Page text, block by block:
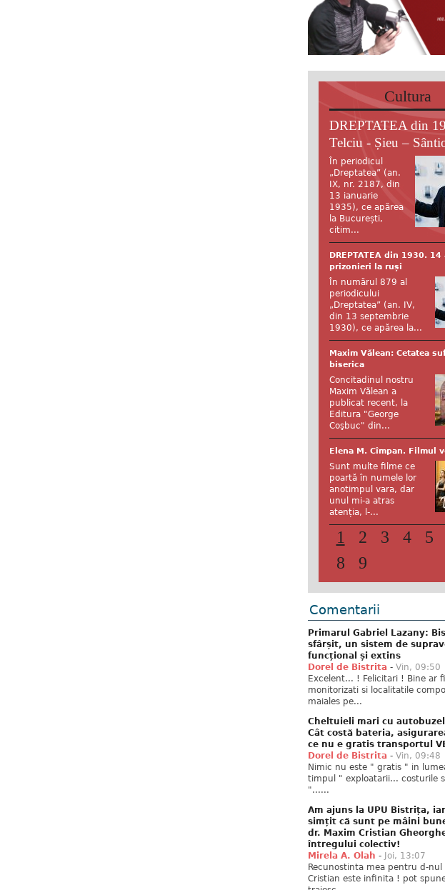
Cultura
DREPTATEA din
Telciu - Șieu –
În periodicul
„Dreptatea” (an.
IX, nr. 2187, din
13 ianuarie
1935), ce apărea
la București,
citim...
DREPTATEA din 1930. 14
prizonieri la ruși
În numărul 879 al
periodicului
„Dreptatea” (an. IV,
din 13 septembrie
1930), ce apărea la...
Maxim Vălean: Cetatea
biserica
Concitadinul nostru
Maxim Vălean a
publicat recent, la
Editura "George
Coşbuc" din...
Elena M. Cîmpan. Filmul
Sunt multe filme ce
poartă în numele lor
anotimpul vara, dar
unul mi-a atras
atenția, l-...
1 2 3 4 5
8
9
Comentarii
Primarul Gabriel Lazany:
sfârșit, un sistem de
funcțional și extins
Dorel de Bistrita - Vin, 09:50
Excelent... ! Felicitari ! Bine ar
monitorizati si localitatile
maiales pe...
Cheltuieli mari cu
Cât costă bateria,
ce nu e gratis transportul
Dorel de Bistrita - Vin, 09:48
Nimic nu este " gratis " in
timpul " exploatarii... costurile
"......
Am ajuns la UPU Bistrița,
simțit că sunt pe mâini
dr. Maxim Cristian
întregului colectiv!
Mirela A. Olah - Joi, 13:07
Recunostinta mea pentru d-nul
Cristian este infinita ! pot